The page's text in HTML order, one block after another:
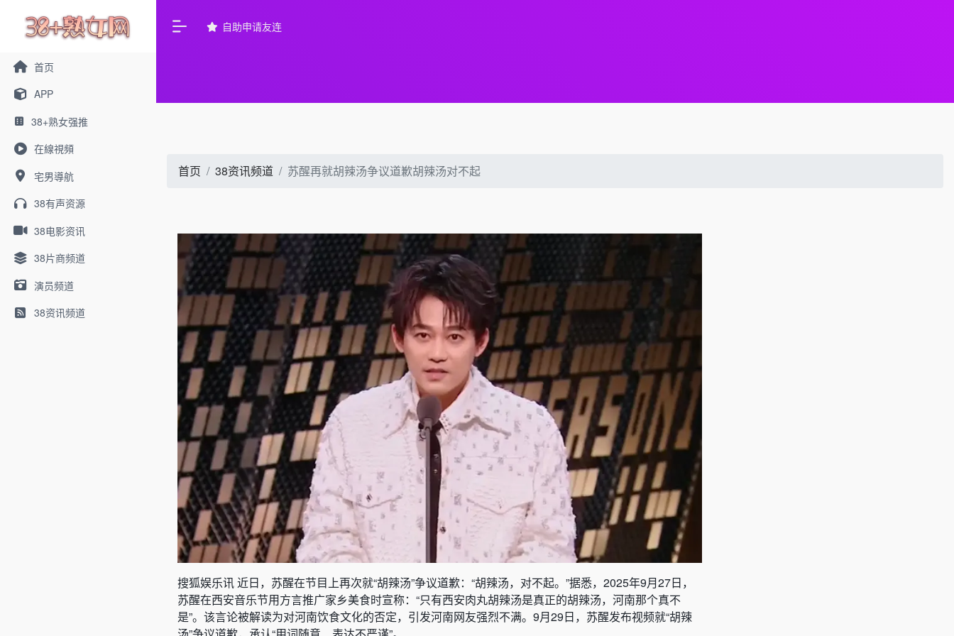
首页
APP
38+熟女强推
在線視頻
宅男導航
38有声资源
38电影资讯
38片商频道
演员频道
38资讯频道
自助申请友连
首页 38资讯频道 苏醒再就胡辣汤争议道歉胡辣汤对不起
搜狐娱乐讯 近日，苏醒在节目上再次就“胡辣汤”争议道歉：“胡辣汤，对不起。”据悉，2025年9月27日，
苏醒在西安音乐节用方言推广家乡美食时宣称：“只有西安肉丸胡辣汤是真正的胡辣汤，河南那个真不
是”。该言论被解读为对河南饮食文化的否定，引发河南网友强烈不满。9月29日，苏醒发布视频就“胡辣